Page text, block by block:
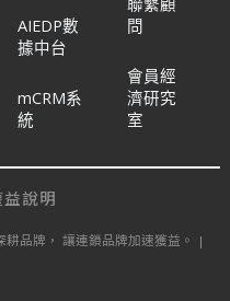
AIEDP數
據中台
mCRM系
統
問
會員經
濟研究
室
品牌， 讓連鎖品牌加速獲益。 |
說明